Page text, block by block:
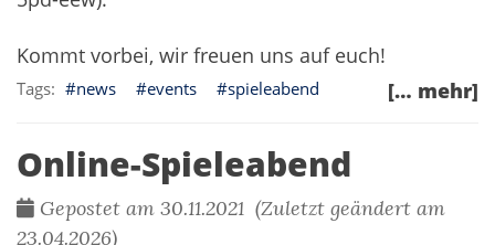
Kommt vorbei, wir freuen uns auf euch!
[… mehr]
news events spieleabend
Online-Spieleabend
Gepostet am 30.11.2021 (Zuletzt geändert am
23.04.2026)